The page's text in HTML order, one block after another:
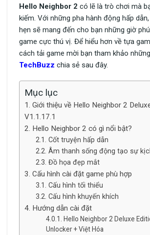
Hello Neighbor 2 có lẽ là trò chơi mà
kiếm. Với những pha hành động hấp
hẹn sẽ mang đến cho bạn những giờ
game cực thú vị. Để hiểu hơn về tựa
cách tải game mời bạn tham khảo
TechBuzz chia sẻ sau đây.
Mục lục
Giới thiệu về Hello Neighbor 2
V1.1.17.1
Hello Neighbor 2 có gì nổi bật?
Cốt truyện hấp dẫn
Âm thanh sống động tạo sự
Đồ họa đẹp mắt
Cấu hình cài đặt game phù hợp
Cấu hình tối thiểu
Cấu hình khuyến khích
Hướng dẫn cài đặt
Hello Neighbor 2 Deluxe
Unlocker + Việt Hóa